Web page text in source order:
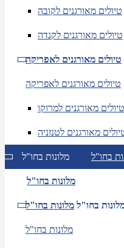
טיולים מאורגנים לקובה
טיולים מאורגנים לקנדה
טיולים מאורגנים לאפריקה
טיולים מאורגנים לאפריקה
טיולים מאורגנים למרוקו
מאורגנים לטנזניה
מלונות בחו"ל בחו"ל
מלונות בחו"ל
בחו"ל מלונות בחו"ל
מלונות בחו"ל